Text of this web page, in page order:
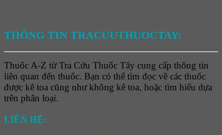
THÔNG TIN TRACUUTHUOCTAY:
Thuốc A-Z từ Tra Cứu Thuốc Tây cung cấp thông tin
liên quan đến thuốc. Bạn có thể tìm đọc về các thuốc
được kê toa cũng như không kê toa, hoặc tìm hiểu dựa
trên phân loại.
LIÊN HỆ: